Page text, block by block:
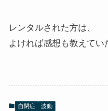
レンタルされた方は、
よければ感想も教えて
自閉症 波動